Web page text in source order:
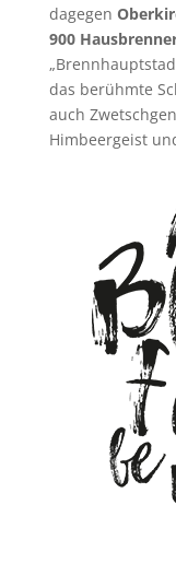
dagegen
900
das berühmte
auch
Himbeergeist